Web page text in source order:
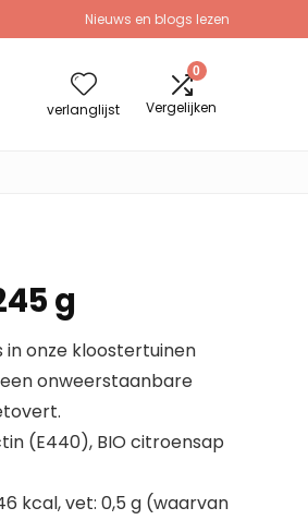
Nieuws en blogs lezen
verlanglijst
0
Vergelijken
g
in onze kloostertuinen
onweerstaanbare
(E440), BIO citroensap
kcal, vet: 0,5 g (waarvan